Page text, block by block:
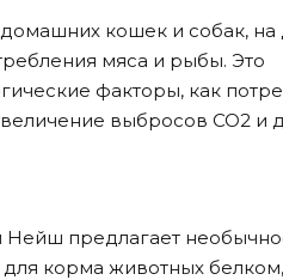
кошек и собак,
мяса и рыбы. Это
факторы, как
выбросов СО2 и
Нейш предлагает
корма животных белком,